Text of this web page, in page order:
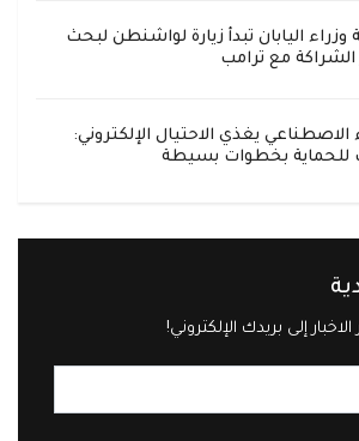
وزراء اليابان تبدأ زيارة لواشنطن لبحث
الشراكة مع ترامب
الاصطناعي يغذي الاحتيال الإلكتروني:
للحماية بخطوات بسيطة
إلى بريدك الإلكتروني!